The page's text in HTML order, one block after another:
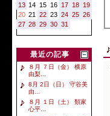
13 14 15 16 17 18 19
20 21 22 23 24 25 26
27 28 29 30 31
最近の記事
８月 ７日（金） 横原
由梨...
8月 2日（日） 守谷美
由...
８月 １日（土） 類家
心平...